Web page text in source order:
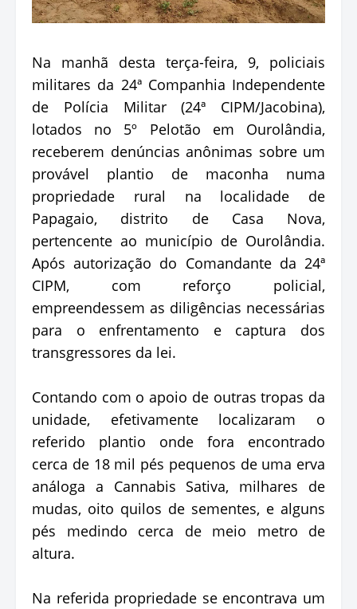
Na manhã desta terça-feira, 9, policiais
militares da 24ª Companhia Independente
de Polícia Militar (24ª CIPM/Jacobina),
lotados no 5º Pelotão em Ourolândia,
receberem denúncias anônimas sobre um
provável plantio de maconha numa
propriedade rural na localidade de
Papagaio, distrito de Casa Nova,
pertencente ao município de Ourolândia.
Após autorização do Comandante da 24ª
CIPM, com reforço policial,
empreendessem as diligências necessárias
para o enfrentamento e captura dos
transgressores da lei.
Contando com o apoio de outras tropas da
unidade, efetivamente localizaram o
referido plantio onde fora encontrado
cerca de 18 mil pés pequenos de uma erva
análoga a Cannabis Sativa, milhares de
mudas, oito quilos de sementes, e alguns
pés medindo cerca de meio metro de
altura.
Na referida propriedade se encontrava um